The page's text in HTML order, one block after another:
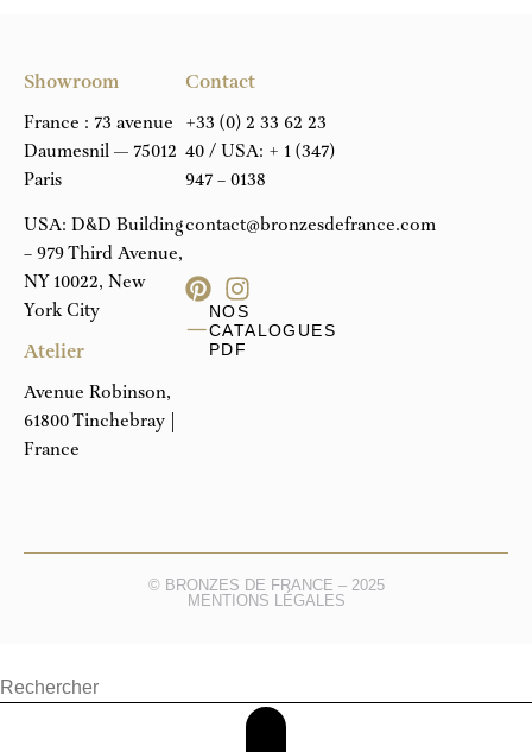
Showroom
France : 73 avenue
Daumesnil — 75012
Paris
USA: D&D Building
– 979 Third Avenue,
NY 10022, New
York City
Atelier
Avenue Robinson,
61800 Tinchebray |
France
Contact
+33 (0) 2 33 62 23
40 / USA: + 1 (347)
947 – 0138
contact@bronzesdefrance.com
NOS
CATALOGUES
PDF
© BRONZES DE FRANCE – 2025
MENTIONS LÉGALES